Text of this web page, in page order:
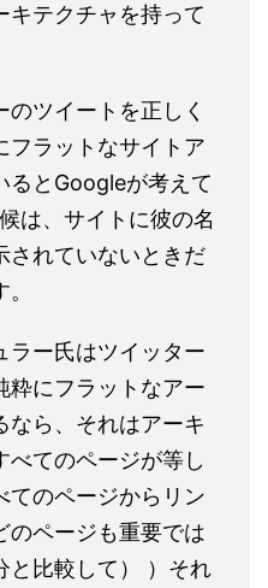
キテクチャを持って
ツイートを正しく
フラットなサイトア
るとGoogleが考えて
は、サイトに彼の名
されていないときだ
ラー氏はツイッター
粋にフラットなアー
なら、それはアーキ
べてのページが等し
てのページからリン
のページも重要では
と比較して） ）それ